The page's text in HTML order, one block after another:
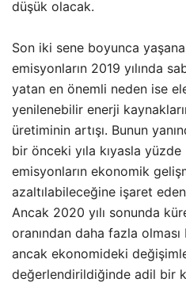
düşük olacak.
Son iki sene boyunca
emisyonların 2019 yılında
yatan en önemli neden ise
yenilenebilir enerji
üretiminin artışı. Bunun
bir önceki yıla kıyasla
emisyonların ekonomik
azaltılabileceğine işaret
Ancak 2020 yılı sonunda
oranından daha fazla
ancak ekonomideki
değerlendirildiğinde adil bir